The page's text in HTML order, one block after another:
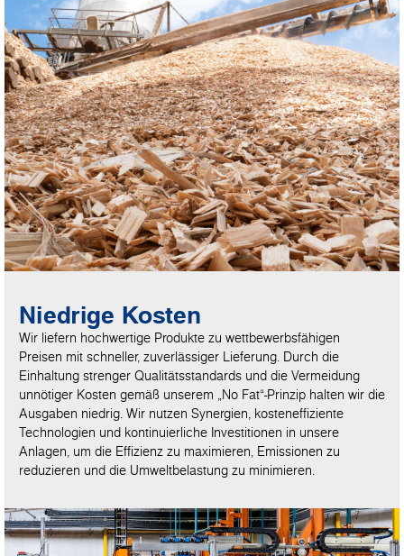
Niedrige Kosten
Wir liefern hochwertige Produkte zu wettbewerbsfähigen
Preisen mit schneller, zuverlässiger Lieferung. Durch die
Einhaltung strenger Qualitätsstandards und die Vermeidung
unnötiger Kosten gemäß unserem „No Fat“-Prinzip halten wir die
Ausgaben niedrig. Wir nutzen Synergien, kosteneffiziente
Technologien und kontinuierliche Investitionen in unsere
Anlagen, um die Effizienz zu maximieren, Emissionen zu
reduzieren und die Umweltbelastung zu minimieren.